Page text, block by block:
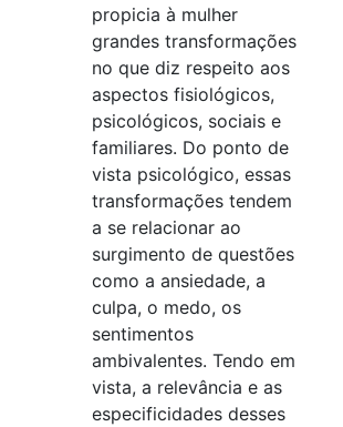
propicia à mulher
grandes transformações
no que diz respeito aos
aspectos fisiológicos,
psicológicos, sociais e
familiares. Do ponto de
vista psicológico, essas
transformações tendem
a se relacionar ao
surgimento de questões
como a ansiedade, a
culpa, o medo, os
sentimentos
ambivalentes. Tendo em
vista, a relevância e as
especificidades desses